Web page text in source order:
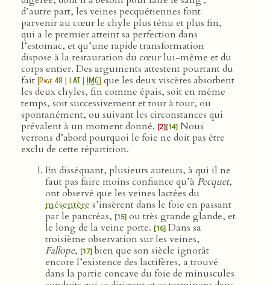
d’autre part, les veines pecquétiennes font
parvenir au cœur le chyle plus ténu et plus fin,
qui a le premier atteint sa perfection dans
l’estomac, et qu’une rapide transformation
dispose à la restauration du cœur lui-même et du
corps entier. Des arguments attestent pourtant du
fait [Page 48 | LAT| IMG] que les deux viscères absorbent
les deux chyles, fin comme épais, soit en même
temps, soit successivement et tour à tour, ou
spontanément, ou suivant les circonstances qui
prévalent à un moment donné. [2][14] Nous
verrons d’abord pourquoi le foie ne doit pas être
exclu de cette répartition.
En disséquant, plusieurs auteurs, à qui il ne
faut pas faire moins confiance qu’à Pecquet,
ont observé que les veines lactées du
mésentère s’insèrent dans le foie en passant
par le pancréas, [15] ou très grande glande, et
le long de la veine porte. [16] Dans sa
troisième observation sur les veines,
Fallope, [17] bien que son siècle ignorât
encore l’existence des lactifères, a trouvé
dans la partie concave du foie de minuscules